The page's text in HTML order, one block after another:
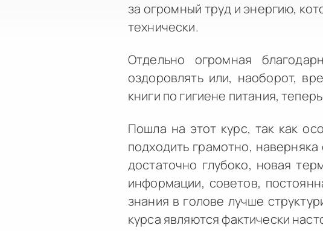
за огромный труд и энергию,
технически.
Отдельно огромная
оздоровлять или, наоборот,
книги по гигиене питания,
Пошла на этот курс, так как
подходить грамотно,
достаточно глубоко, новая
информации, советов,
знания в голове лучше
курса являются фактически